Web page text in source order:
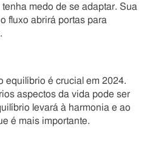
medo de se adaptar. Sua
fluxo abrirá portas para
equilíbrio é crucial em 2024.
aspectos da vida pode ser
levará à harmonia e ao
é mais importante.